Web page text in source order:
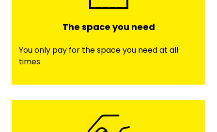
The space you need
You only pay for the space you need at all
times